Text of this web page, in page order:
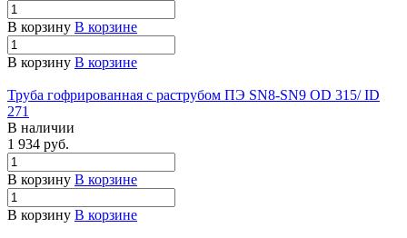
В корзину В корзине
В корзину В корзине
Труба гофрированная с раструбом ПЭ SN8-SN9 OD 315/ ID
271
В наличии
1 934 руб.
В корзину В корзине
В корзину В корзине